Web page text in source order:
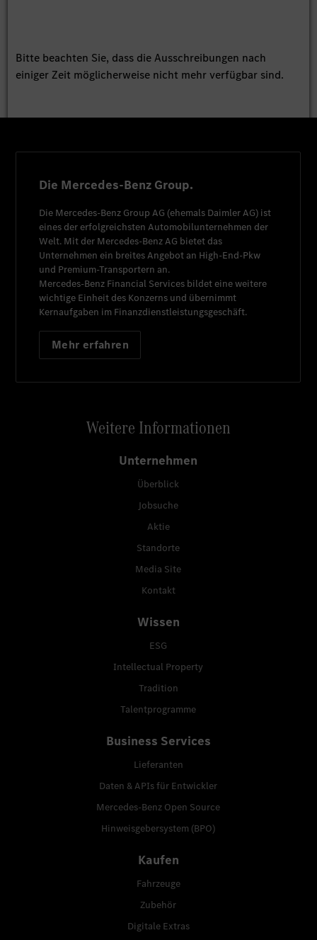
Bitte beachten Sie, dass die Ausschreibungen nach
einiger Zeit möglicherweise nicht mehr verfügbar sind.
Die Mercedes-Benz Group.
Die Mercedes-Benz Group AG (ehemals Daimler AG) ist
eines der erfolgreichsten Automobilunternehmen der
Welt. Mit der Mercedes-Benz AG bietet das
Unternehmen ein breites Angebot an High-End-Pkw
und Premium-Transportern an.
Mercedes-Benz Financial Services bildet eine weitere
wichtige Einheit des Konzerns und übernimmt
Kernaufgaben im Finanzdienstleistungsgeschäft.
Mehr erfahren
Weitere Informationen
Unternehmen
Überblick
Jobsuche
Aktie
Standorte
Media Site
Kontakt
Wissen
ESG
Intellectual Property
Tradition
Talentprogramme
Business Services
Lieferanten
Daten & APIs für Entwickler
Mercedes-Benz Open Source
Hinweisgebersystem (BPO)
Kaufen
Fahrzeuge
Zubehör
Digitale Extras